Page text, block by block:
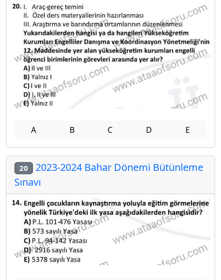
A B C D E
20 2023-2024 Bahar Dönemi Bütünleme
Sınavı